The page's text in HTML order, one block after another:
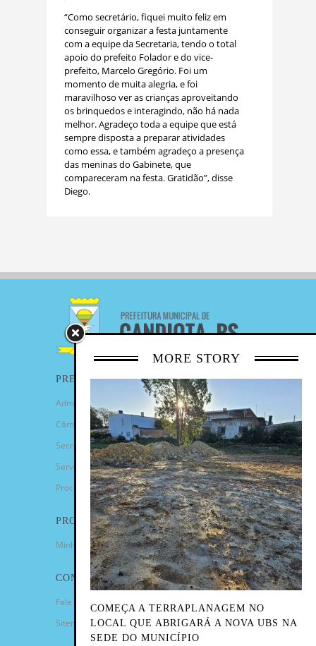
“Como secretário, fiquei muito feliz em
conseguir organizar a festa juntamente
com a equipe da Secretaria, tendo o total
apoio do prefeito Folador e do vice-
prefeito, Marcelo Gregório. Foi um
momento de muita alegria, e foi
maravilhoso ver as crianças aproveitando
os brinquedos e interagindo, não há nada
melhor. Agradeço toda a equipe que está
sempre disposta a preparar atividades
como essa, e também agradeço a presença
das meninas do Gabinete, que
compareceram na festa. Gratidão”, disse
Diego.
MORE STORY
COMEÇA A TERRAPLANAGEM NO
LOCAL QUE ABRIGARÁ A NOVA UBS NA
SEDE DO MUNICÍPIO
PREFEITURA
Administração Municipal
Câmara de Vereadores
Secretarias
Serviços
Procuradoria Geral
PROGRAMAS
Minha Casa Minha Vida
CONTATO
Fale Conosco
Sitemap